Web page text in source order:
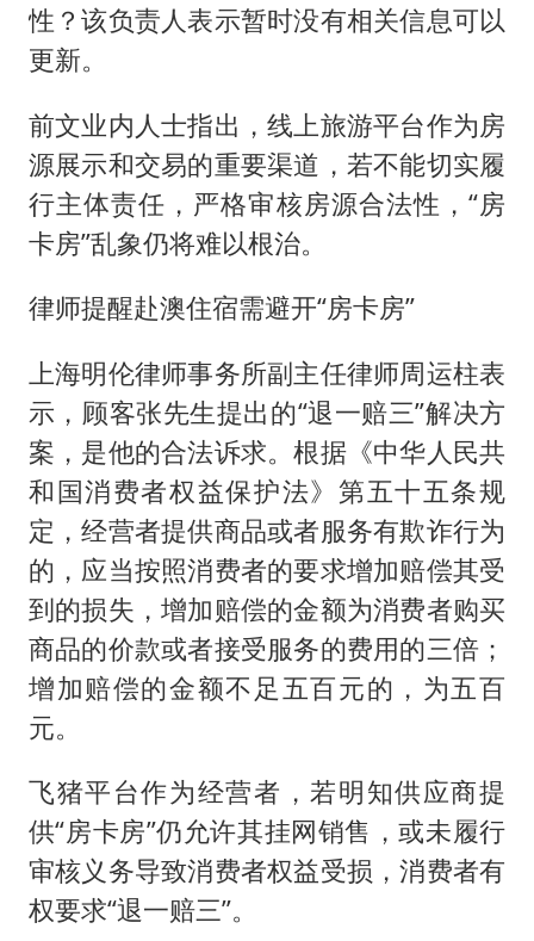
性？该负责人表示暂时没有相关信息可以
更新。
前文业内人士指出，线上旅游平台作为房
源展示和交易的重要渠道，若不能切实履
行主体责任，严格审核房源合法性，“房
卡房”乱象仍将难以根治。
律师提醒赴澳住宿需避开“房卡房”
上海明伦律师事务所副主任律师周运柱表
示，顾客张先生提出的“退一赔三”解决方
案，是他的合法诉求。根据《中华人民共
和国消费者权益保护法》第五十五条规
定，经营者提供商品或者服务有欺诈行为
的，应当按照消费者的要求增加赔偿其受
到的损失，增加赔偿的金额为消费者购买
商品的价款或者接受服务的费用的三倍；
增加赔偿的金额不足五百元的，为五百
元。
飞猪平台作为经营者，若明知供应商提
供“房卡房”仍允许其挂网销售，或未履行
审核义务导致消费者权益受损，消费者有
权要求“退一赔三”。